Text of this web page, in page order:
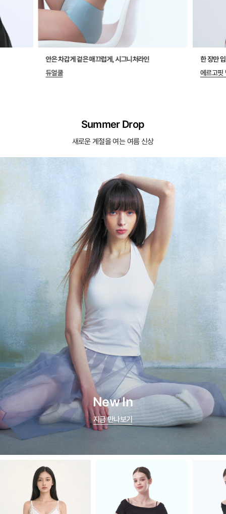
안은 차갑게 겉은 매끄럽게, 시그니처라인
듀얼쿨
한 장만
에르고핏
Summer Drop
새로운 계절을 여는 여름 신상
New In
지금 만나보기